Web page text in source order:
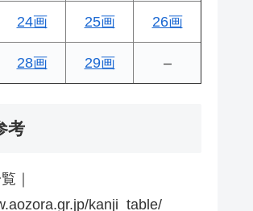
24画 25画 26画
28画 29画 –
考
｜
kanji_table/